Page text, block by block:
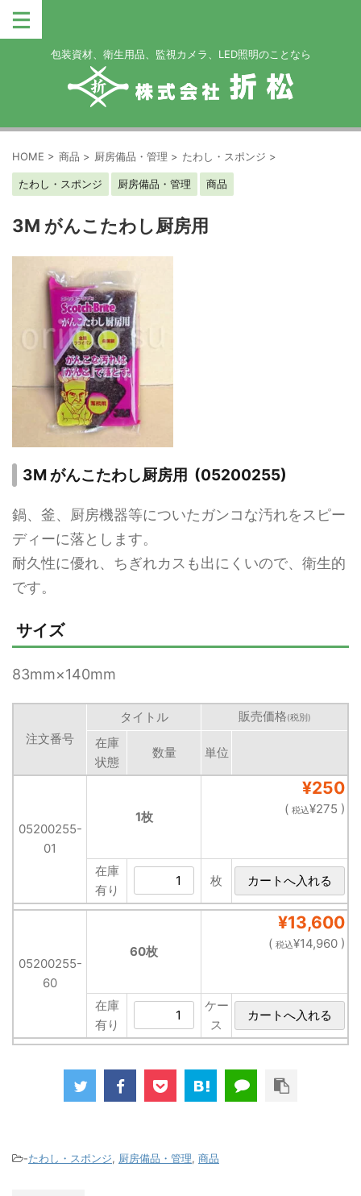
包装資材、衛生用品、監視カメラ、LED照明のことなら
HOME > 商品 > 厨房備品・管理 > たわし・スポンジ >
たわし・スポンジ 厨房備品・管理 商品
3M がんこたわし厨房用
3M がんこたわし厨房用 (05200255)
鍋、釜、厨房機器等についたガンコな汚れをスピー
ディーに落とします。
耐久性に優れ、ちぎれカスも出にくいので、衛生的
です。
サイズ
83mm×140mm
注文番号
タイトル 販売価格(税別)
在庫
状態
数量 単位
05200255-
01
1枚
¥250
( 税込¥275 )
在庫
有り
枚
05200255-
60
60枚
¥13,600
( 税込¥14,960 )
在庫
有り
ケー
ス
-たわし・スポンジ, 厨房備品・管理, 商品